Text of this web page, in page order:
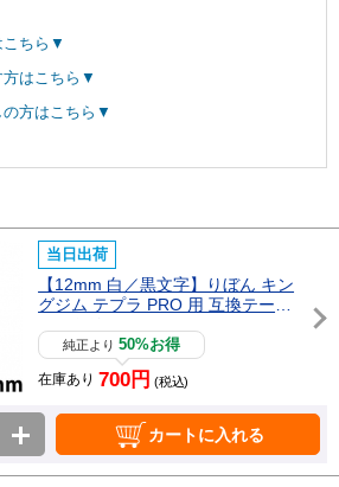
こちら▼
方はこちら▼
の方はこちら▼
当日出荷
【12mm 白／黒文字】りぼん キン
グジム テプラ PRO 用 互換テープ
純正より50%お得
在庫あり 700円 (税込)
カートに入れる